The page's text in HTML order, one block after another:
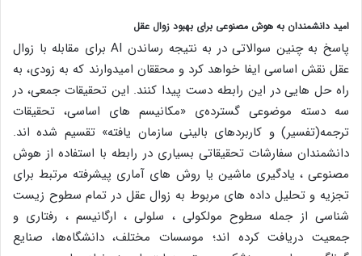
امید دانشمندان به هوش مصنوعی برای بهبود زوال عقل
پاسخ به چنین سوالاتی در به نتیجه رساندن AI برای مقابله با زوال
عقل نقش اساسی ایفا خواهد کرد و محققان امیدوارند که به زودی، به
راه حل هایی در این رابطه دست پیدا کنند. این تحقیقات جمعی، در
سه دسته موضوعی گسترده‌ی «مکانیسم های اساسی، تحقیقات
ترجمه(تفسیر) و کاربردهای بالینی سازمان یافته» تقسیم شده اند.
دانشمندان سفارشات تحقیقاتی بسیاری در رابطه با استفاده از هوش
مصنوعی ، یادگیری ماشین یا روش های آماری پیشرفته مرتبط برای
تجزیه و تحلیل داده های مربوط به زوال عقل در تمام سطوح زیست
شناسی از جمله سطوح مولکولی ، سلولی ، ارگانیسم ، رفتاری و
جمعیت دریافت کرده اند؛ موسسات مختلف، دانشگاه‌ها، صنایع